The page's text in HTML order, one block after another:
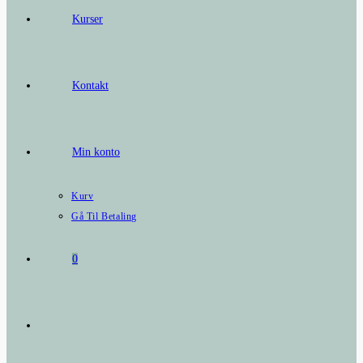
Kurser
Kontakt
Min konto
Kurv
Gå Til Betaling
0